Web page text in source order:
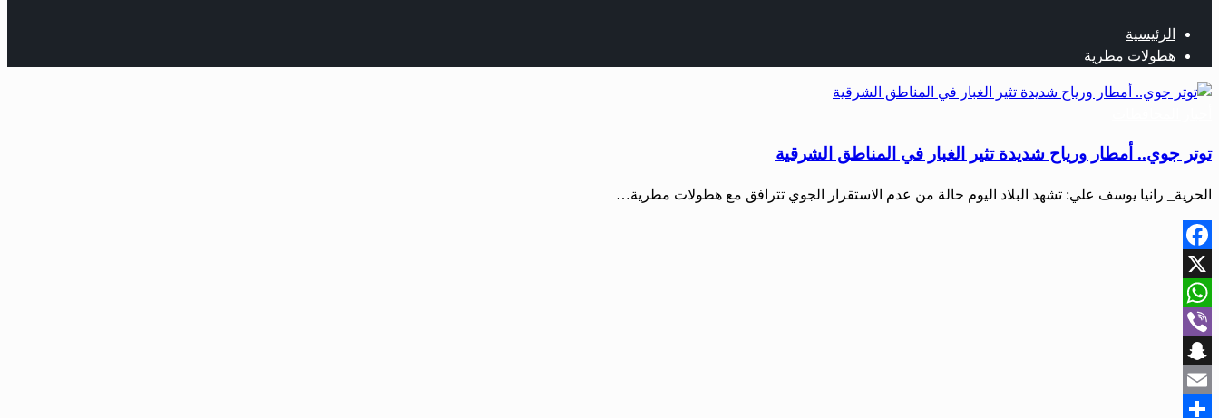
الرئيسية
هطولات مطرية
توتر جوي.. أمطار ورياح شديدة تثير الغبار في المناطق الشرقية
الحرية_ رانيا يوسف علي: تشهد البلاد اليوم حالة من عدم الاستقرار الجوي تترافق مع هطولات مطرية…
Facebook
X
WhatsApp
Viber
Snapchat
Email